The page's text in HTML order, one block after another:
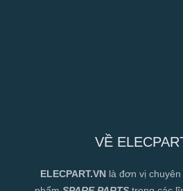
VỀ
ELECPART.VN là đơn vị